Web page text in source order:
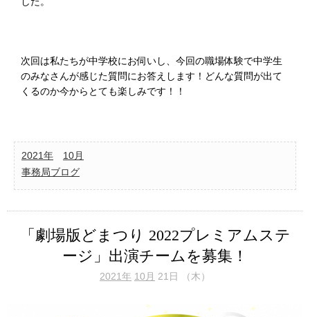
次回は私たちが中学校にお伺いし、今回の職場体験で中学生
のみなさんが感じた質問にお答えします！どんな質問が出て
くるのか今からとても楽しみです！！
2021年
10月
事務局ブログ
「劇場版どまつり 2022プレミアムステ
ージ」出演チームを募集！
2021年 10月 21日 （木）